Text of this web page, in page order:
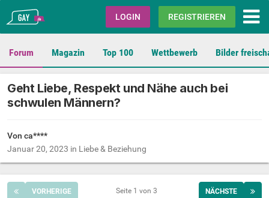
Gay.de LOGIN REGISTRIEREN
Forum Magazin Top 100 Wettbewerb Bilder
Geht Liebe, Respekt und Nähe auch bei
schwulen Männern?
Von ca****
Januar 20, 2023 in Liebe & Beziehung
VORHERIGE NÄCHSTE
Seite 1 von 3